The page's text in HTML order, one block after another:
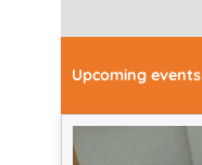
Upcoming events